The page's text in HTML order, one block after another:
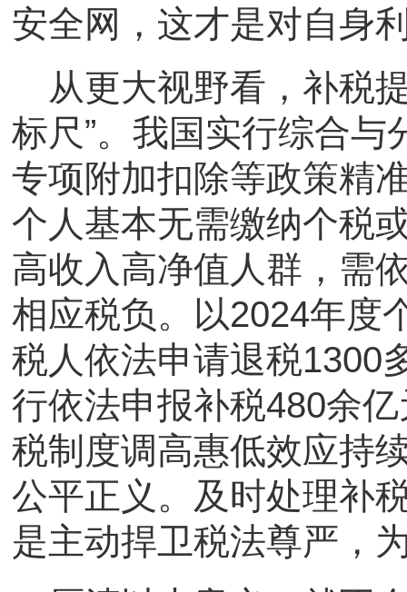
安全网，这才是对自身
从更大视野看，补税
标尺”。我国实行综合
专项附加扣除等政策精
个人基本无需缴纳个税
高收入高净值人群，需
相应税负。以2024年度
税人依法申请退税1300
行依法申报补税480余
税制度调高惠低效应持
公平正义。及时处理补
是主动捍卫税法尊严，